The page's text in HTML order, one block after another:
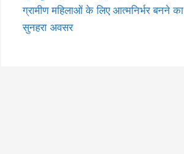
ग्रामीण महिलाओं के लिए आत्मनिर्भर बनने का
सुनहरा अवसर